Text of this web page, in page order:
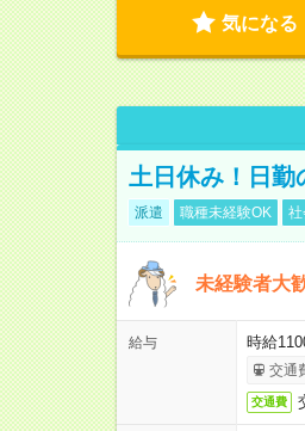
気になる
土日休み！日勤
派遣 職種未経験OK 社
未経験者大
給与 時給
交通
交通費